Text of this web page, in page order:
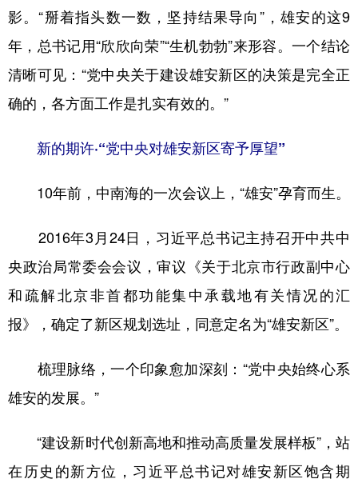
影。“掰着指头数一数，坚持结果导向”，雄安的这9
年，总书记用“欣欣向荣”“生机勃勃”来形容。一个结论
清晰可见：“党中央关于建设雄安新区的决策是完全正
确的，各方面工作是扎实有效的。”
新的期许·“党中央对雄安新区寄予厚望”
10年前，中南海的一次会议上，“雄安”孕育而生。
2016年3月24日，习近平总书记主持召开中共中
央政治局常委会会议，审议《关于北京市行政副中心
和疏解北京非首都功能集中承载地有关情况的汇
报》，确定了新区规划选址，同意定名为“雄安新区”。
梳理脉络，一个印象愈加深刻：“党中央始终心系
雄安的发展。”
“建设新时代创新高地和推动高质量发展样板”，站
在历史的新方位，习近平总书记对雄安新区饱含期